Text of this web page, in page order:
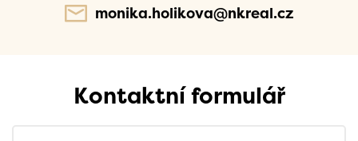
monika.holikova@nkreal.cz
Kontaktní formulář